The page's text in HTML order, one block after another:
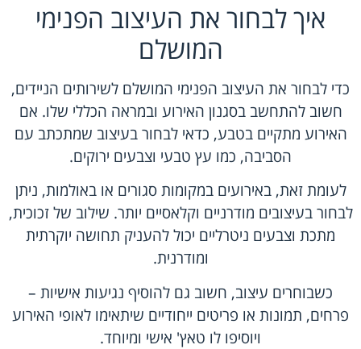
איך לבחור את העיצוב הפנימי
המושלם
כדי לבחור את העיצוב הפנימי המושלם לשירותים הניידים,
חשוב להתחשב בסגנון האירוע ובמראה הכללי שלו. אם
האירוע מתקיים בטבע, כדאי לבחור בעיצוב שמתכתב עם
הסביבה, כמו עץ טבעי וצבעים ירוקים.
לעומת זאת, באירועים במקומות סגורים או באולמות, ניתן
לבחור בעיצובים מודרניים וקלאסיים יותר. שילוב של זכוכית,
מתכת וצבעים ניטרליים יכול להעניק תחושה יוקרתית
ומודרנית.
כשבוחרים עיצוב, חשוב גם להוסיף נגיעות אישיות –
פרחים, תמונות או פריטים ייחודיים שיתאימו לאופי האירוע
ויוסיפו לו טאץ' אישי ומיוחד.